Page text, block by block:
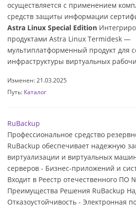
осуществляется с применением
средств защиты информации
Astra Linux Special Edition
продуктами Astra Linux Termidesk —
мультиплатформенный продукт для
инфраструктуры виртуальных
Изменен: 21.03.2025
Путь: Каталог
RuBackup
Профессиональное средство
RuBackup обеспечивает надежную
виртуализации и виртуальных
серверов - Бизнес-приложений и
Входит в Реестр отечественного ПО
Преимущества Решения RuBackup
Отказоустойчивость - Электронная